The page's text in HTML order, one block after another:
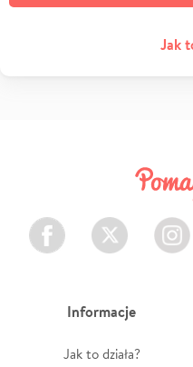
Jak
Facebook Twitter
Informacje
Jak to działa?